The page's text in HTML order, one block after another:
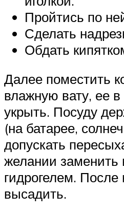
Пройтись по
Сделать
Обдать
Далее поместить
влажную вату, ее в
укрыть. Посуду
(на батарее,
допускать
желании заменить
гидрогелем. После
высадить.